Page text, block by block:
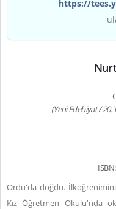
https://
(Yeni Edebiyat / 20.
Ordu'da doğdu.
Kız Öğretmen Okulu'nda